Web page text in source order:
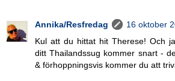
Annika/Resfredag
16 oktober
Kul att du hittat hit Therese! Och
ditt Thailandssug kommer snart -
& förhoppningsvis kommer du att